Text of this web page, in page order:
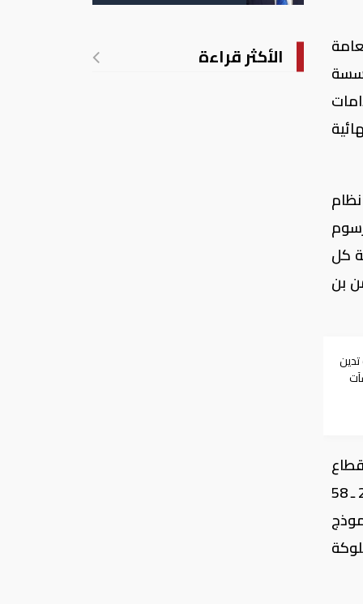
كل
بن
تدين
البيئة والمياه والزراعة، وبعد الاطلاع على التوصية المعدة في مجلس الشؤون الاقتصادية والتنمية رقم ( 20 ـ 58
على نموذج
مملوكة
الأكثر قراءة